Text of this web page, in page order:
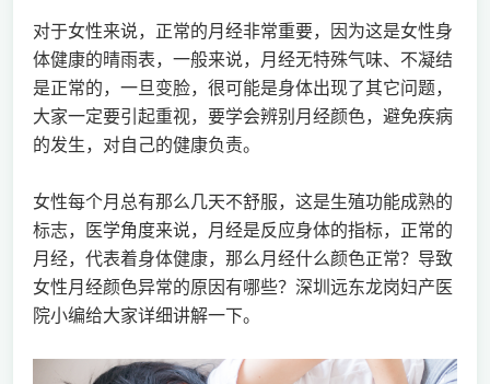
对于女性来说，正常的月经非常重要，因为这是女性身
体健康的晴雨表，一般来说，月经无特殊气味、不凝结
是正常的，一旦变脸，很可能是身体出现了其它问题，
大家一定要引起重视，要学会辨别月经颜色，避免疾病
的发生，对自己的健康负责。
女性每个月总有那么几天不舒服，这是生殖功能成熟的
标志，医学角度来说，月经是反应身体的指标，正常的
月经，代表着身体健康，那么月经什么颜色正常？导致
女性月经颜色异常的原因有哪些？深圳远东龙岗妇产医
院小编给大家详细讲解一下。